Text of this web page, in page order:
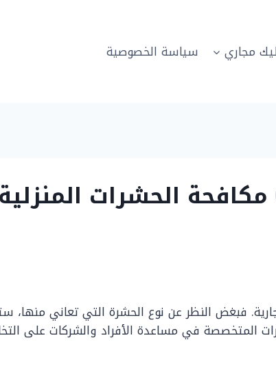
مجاري سياسة الخصوصية
فبغض النظر عن نوع الحشرة التي تعاني منها،
المتخصصة في مساعدة الأفراد والشركات على